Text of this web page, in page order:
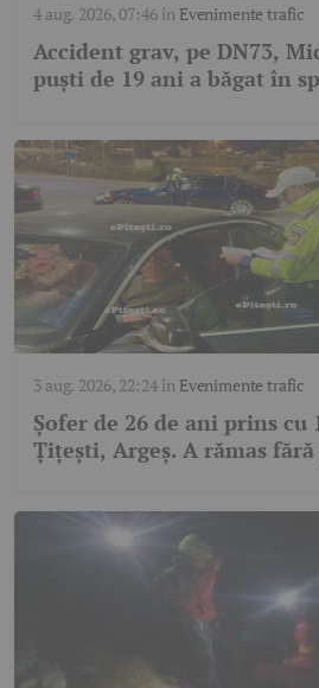
4 aug. 2026, 07:46în Evenimente trafic
Accident grav, pe DN73,
puști de 19 ani a băgat în
3 aug. 2026, 22:24în Evenimente trafic
Șofer de 26 de ani prins cu
Țițești, Argeș. A rămas